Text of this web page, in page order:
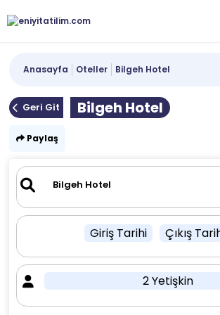
Anasayfa Oteller Bilgeh Hotel
Geri Git Bilgeh Hotel
Paylaş
Giriş Tarihi Çıkış
2 Yetişkin